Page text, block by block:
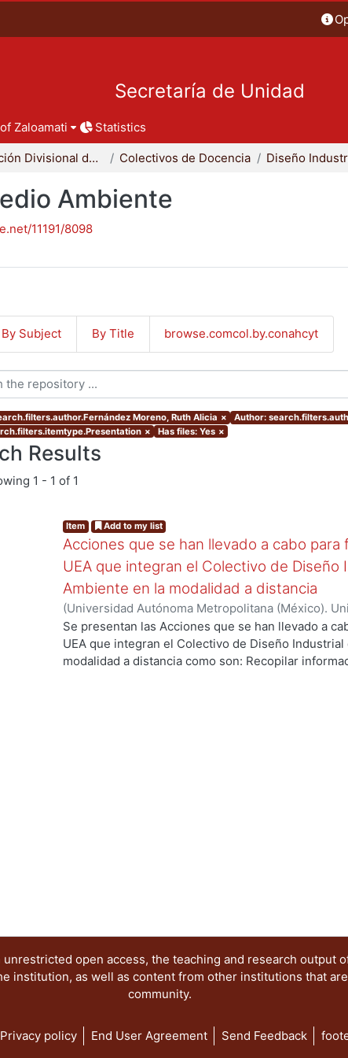
Secretaría de Unidad
Zaloamati Statistics
Coordinación Divisional de Docencia Colectivos de Docencia Diseño
Ambiente
11191/8098
By Subject By Title browse.comcol.by.conahcyt
Moreno, Ruth Alicia × Author:
× Has files: Yes ×
Results
1 - 1 of 1
Item Add to my list
Acciones que se han llevado a cabo
UEA que integran el Colectivo de Diseño
Ambiente en la modalidad a distancia
(Universidad Autónoma Metropolitana (México).
Ciencias y Artes para el Diseño. Departamento de
2021-03)Aguilar Montoya, Georgina;Ando
Moreno, Ruth Alicia;García González, Areli ;
Se presentan las Acciones que se han llevado a
UEA que integran el Colectivo de Diseño
modalidad a distancia como son: Recopilar
open access, the teaching and research output
institution, as well as content from other institutions that
community.
Privacy policy End User Agreement Send Feedback